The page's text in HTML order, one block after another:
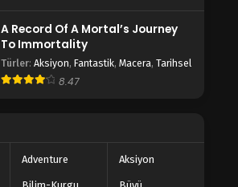
Tales of Herding Gods 37.Bölüm
izle
Blm 37 - Haziran 29, 2025
A Record Of A Mortal’s Journey
To Immortality
Türler: Aksiyon, Fantastik, Macera, Tarihsel
8.47
Adventure Aksiyon